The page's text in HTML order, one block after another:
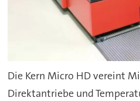
Die Kern Micro HD vereint
Direktantriebe und